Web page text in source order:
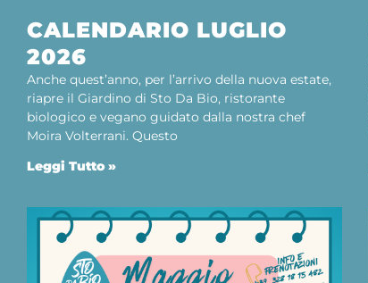
CALENDARIO LUGLIO
2026
Anche quest’anno, per l’arrivo della nuova estate,
riapre il Giardino di Sto Da Bio, ristorante
biologico e vegano guidato dalla nostra chef
Moira Volterrani. Questo
Leggi Tutto »